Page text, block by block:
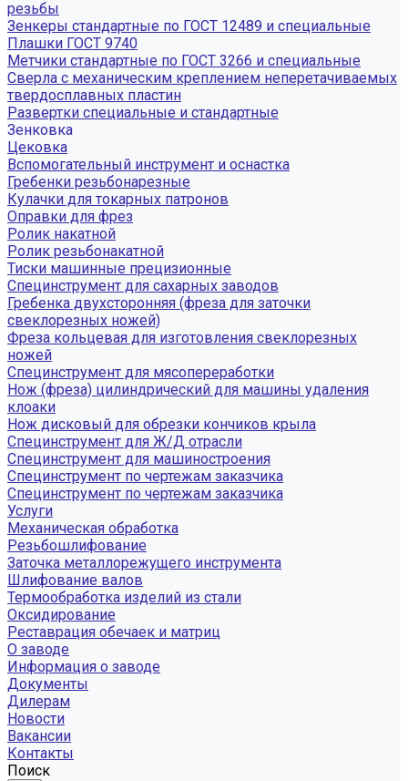
резьбы
Зенкеры стандартные по ГОСТ 12489 и специальные
Плашки ГОСТ 9740
Метчики стандартные по ГОСТ 3266 и специальные
Сверла с механическим креплением неперетачиваемых
твердосплавных пластин
Развертки специальные и стандартные
Зенковка
Цековка
Вспомогательный инструмент и оснастка
Гребенки резьбонарезные
Кулачки для токарных патронов
Оправки для фрез
Ролик накатной
Ролик резьбонакатной
Тиски машинные прецизионные
Специнструмент для сахарных заводов
Гребенка двухсторонняя (фреза для заточки
свеклорезных ножей)
Фреза кольцевая для изготовления свеклорезных
ножей
Специнструмент для мясопереработки
Нож (фреза) цилиндрический для машины удаления
клоаки
Нож дисковый для обрезки кончиков крыла
Специнструмент для Ж/Д отрасли
Специнструмент для машиностроения
Специнструмент по чертежам заказчика
Специнструмент по чертежам заказчика
Услуги
Механическая обработка
Резьбошлифование
Заточка металлорежущего инструмента
Шлифование валов
Термообработка изделий из стали
Оксидирование
Реставрация обечаек и матриц
О заводе
Информация о заводе
Документы
Дилерам
Новости
Вакансии
Контакты
Поиск